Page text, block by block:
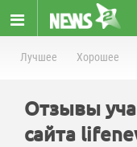
Лучшее Хорошее
Отзывы
сайта